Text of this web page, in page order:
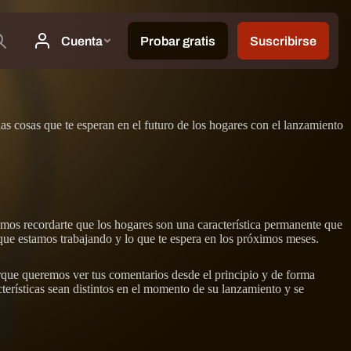
cosas que te esperan en el futuro de los hogares con el lanzamiento
recordarte que los hogares son una característica permanente que
estamos trabajando y lo que te espera en los próximos meses.
queremos ver tus comentarios desde el principio y de forma
sean distintos en el momento de su lanzamiento y se